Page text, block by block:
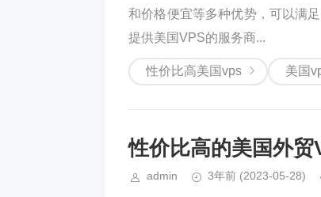
和价格便宜等多种优势，可以满
提供美国VPS的服务商...
性价比高美国vps 美国
性价比高的美国外贸
admin 3年前 (2023-05-28)